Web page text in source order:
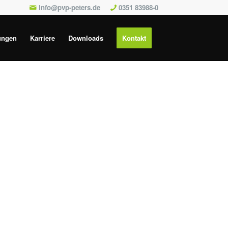
info@pvp-peters.de 0351 83988-0
Karriere Downloads Kontakt